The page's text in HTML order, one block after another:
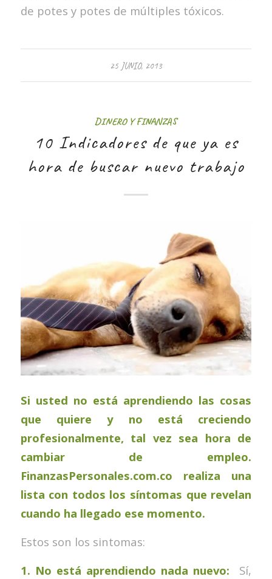
de potes y potes de múltiples tóxicos.
25 JUNIO, 2013
DINERO Y FINANZAS
10 Indicadores de que ya es
hora de buscar nuevo trabajo
Si usted no está aprendiendo las cosas
que quiere y no está creciendo
profesionalmente, tal vez sea hora de
cambiar de empleo.
FinanzasPersonales.com.co realiza una
lista con todos los síntomas que revelan
cuando ha llegado ese momento.
Estos son los sintomas:
1. No está aprendiendo nada nuevo: Sí,